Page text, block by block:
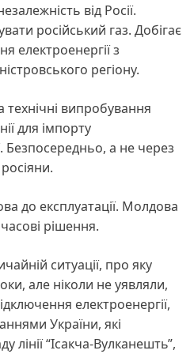
від Росії.
російський газ. Добігає
електроенергії з
регіону.
випробування
для імпорту
Безпосередньо, а не через
до експлуатації. Молдова
рішення.
ситуації, про яку
але ніколи не уявляли,
електроенергії,
України, які
лінії “Ісакча-Вулканешть”,